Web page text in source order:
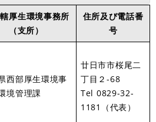
厚生環境事務所
（支所）
住所及び電話番
号
西部厚生環境事
境管理課
廿日市市桜尾二
丁目２-68
Tel 0829-32-
1181（代表）